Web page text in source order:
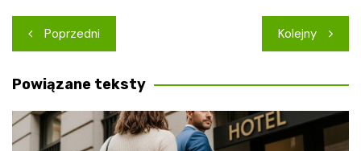
Nawigacja
wpisu
Poprzedni Kolejny
Powiązane teksty